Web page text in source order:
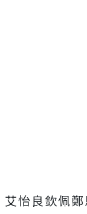
艾怡良欽佩